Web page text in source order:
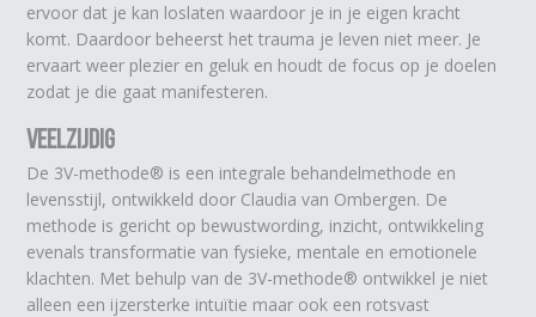
ervoor dat je kan loslaten waardoor je in je eigen kracht
komt. Daardoor beheerst het trauma je leven niet meer. Je
ervaart weer plezier en geluk en houdt de focus op je doelen
zodat je die gaat manifesteren.
Veelzijdig
De 3V-methode® is een integrale behandelmethode en
levensstijl, ontwikkeld door Claudia van Ombergen. De
methode is gericht op bewustwording, inzicht, ontwikkeling
evenals transformatie van fysieke, mentale en emotionele
klachten. Met behulp van de 3V-methode® ontwikkel je niet
alleen een ijzersterke intuïtie maar ook een rotsvast